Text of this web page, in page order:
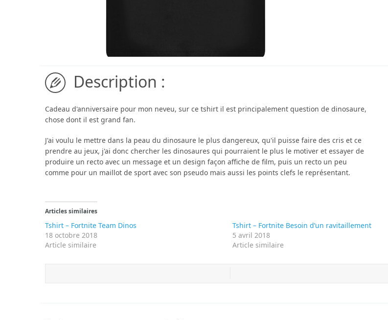
Description :
Cadeau d'anniversaire pour mon neveu, sur ce tshirt il est principalement question de dinosaure,
chose dont il est grand fan.
J'ai voulu le mettre dans la peau du dinosaure le plus dangereux, qu'il puisse faire des cris et ce
prendre au jeux, j'ai donc chercher les dinosaures qui pourraient le plus le motiver et essayer de
produire un recto avec un message et un design façon affiche de film, puis un recto un peu
comme pour un maillot de sport avec son pseudo mais aussi les points clefs le représentant.
Articles similaires
Tshirt – Fortnite Team Dinos
18 octobre 2018
Article similaire
Tshirt – Fortnite Besoin d’un ravitaillement
5 avril 2018
Article similaire